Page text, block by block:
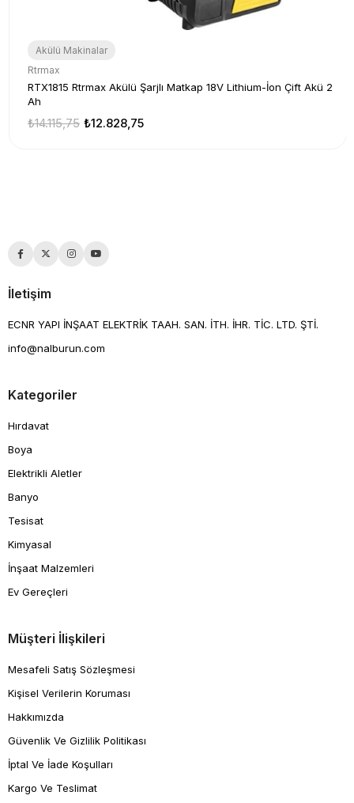
Akülü Makinalar
Rtrmax
RTX1815 Rtrmax Akülü Şarjlı Matkap 18V Lithium-İon Çift Akü 2
Ah
₺12.828,75
₺14.115,75
İletişim
ECNR YAPI İNŞAAT ELEKTRİK TAAH. SAN. İTH. İHR. TİC. LTD. ŞTİ.
info@nalburun.com
Kategoriler
Hırdavat
Boya
Elektrikli Aletler
Banyo
Tesisat
Kimyasal
İnşaat Malzemleri
Ev Gereçleri
Müşteri İlişkileri
Mesafeli Satış Sözleşmesi
Kişisel Verilerin Koruması
Hakkımızda
Güvenlik Ve Gizlilik Politikası
İptal Ve İade Koşulları
Kargo Ve Teslimat